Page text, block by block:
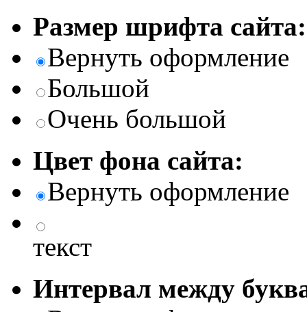
Размер шрифта сайта:
Вернуть оформление
Большой
Очень большой
Цвет фона сайта:
Вернуть оформление
текст
Интервал между